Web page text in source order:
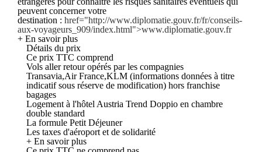
peuvent concerner votre
destination : href="http://www.diplomatie.gouv.fr/fr/conseils-
aux-voyageurs_909/index.html">www.diplomatie.gouv.fr
+ En savoir plus
Détails du prix
Ce prix TTC comprend
Vols aller retour opérés par les compagnies
Transavia,Air France,KLM (informations données à titre
indicatif sous réserve de modification) hors franchise
bagages
Logement à l'hôtel Austria Trend Doppio en chambre
double standard
La formule Petit Déjeuner
Les taxes d'aéroport et de solidarité
+ En savoir plus